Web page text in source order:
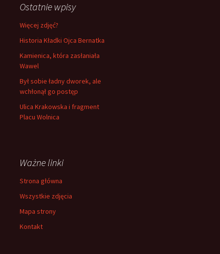
Ostatnie wpisy
Więcej zdjęć?
Historia Kładki Ojca Bernatka
Kamienica, która zasłaniała
Wawel
Był sobie ładny dworek, ale
wchłonął go postęp
Ulica Krakowska i fragment
Placu Wolnica
Ważne linki
Strona główna
Wszystkie zdjęcia
Mapa strony
Kontakt